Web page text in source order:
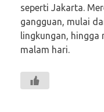
seperti Jakarta.
gangguan, mulai
lingkungan, hingga
malam hari.